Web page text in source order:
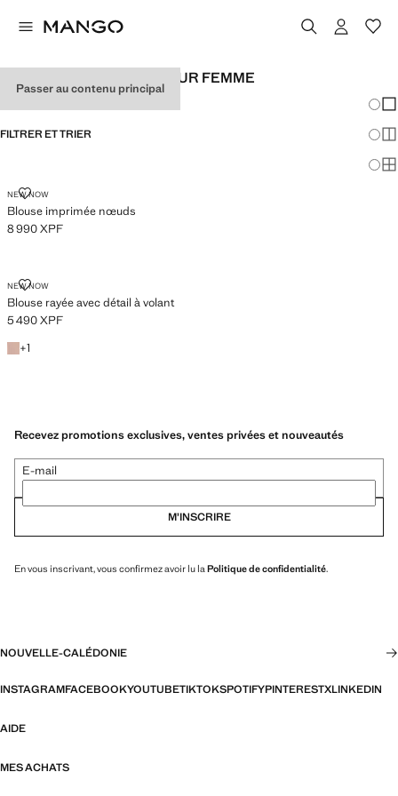
Passer au contenu principal
CHEMISES IMPRIMÉS POUR FEMME
FILTRER ET TRIER
NEW NOW
Blouse imprimée nœuds
BLOUSE IMPRIMÉE NŒUDS
Prix actuel [8 990 XPF ]
8 990 XPF
NEW NOW
Blouse rayée avec détail à volant
BLOUSE RAYÉE AVEC DÉTAIL À VOLANT
Prix actuel [5 490 XPF ]
5 490 XPF
+1
+1 couleur
Recevez promotions exclusives, ventes privées et nouveautés
E-mail
M’INSCRIRE
En vous inscrivant, vous confirmez avoir lu la Politique de confidentialité.
NOUVELLE-CALÉDONIE
INSTAGRAMFACEBOOKYOUTUBETIKTOKSPOTIFYPINTERESTXLINKEDIN
AIDE
MES ACHATS